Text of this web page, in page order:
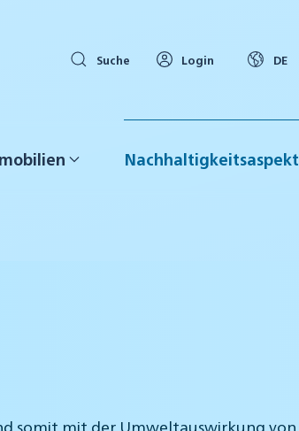
Suche Login DE
somit mit der Umweltauswirkung